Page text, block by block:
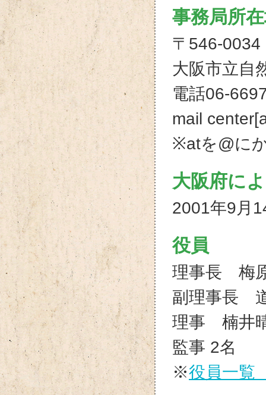
事務局所
〒546-0034
大阪市立自
電話06-
mail
※atを@に
大阪府に
2001年9月
役員
理事長 梅
副理事長
理事 楠井
監事 2名
※役員一覧